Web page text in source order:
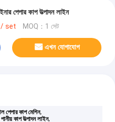
পেপার কাপ উত্পাদন লাইন
/ set MOQ：1 সেট
এখন যোগাযোগ
পেপার কাপ মেশিন,
পানীয় কাপ উত্পাদন লাইন,